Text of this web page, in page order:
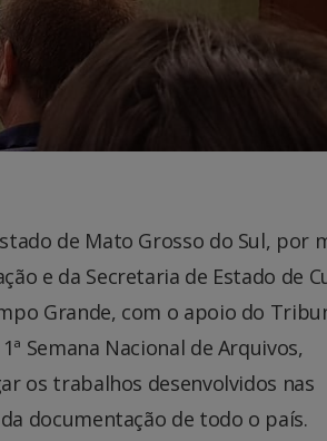
de Mato Grosso do Sul, por
e da Secretaria de Estado de
Grande, com o apoio do
Semana Nacional de Arquivos,
os trabalhos desenvolvidos nas
documentação de todo o país.